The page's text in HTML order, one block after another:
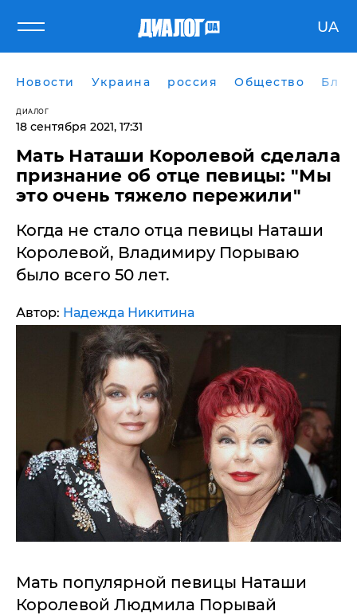
UA
Новости Украина россия Общество
ДИАЛОГ
18 сентября 2021, 17:31
Мать Наташи Королевой сделала
признание об отце певицы: "Мы
это очень тяжело пережили"
Когда не стало отца певицы Наташи
Королевой, Владимиру Порываю
было всего 50 лет.
Автор: Надежда Никитина
Мать популярной певицы Наташи
Королевой Людмила Порывай